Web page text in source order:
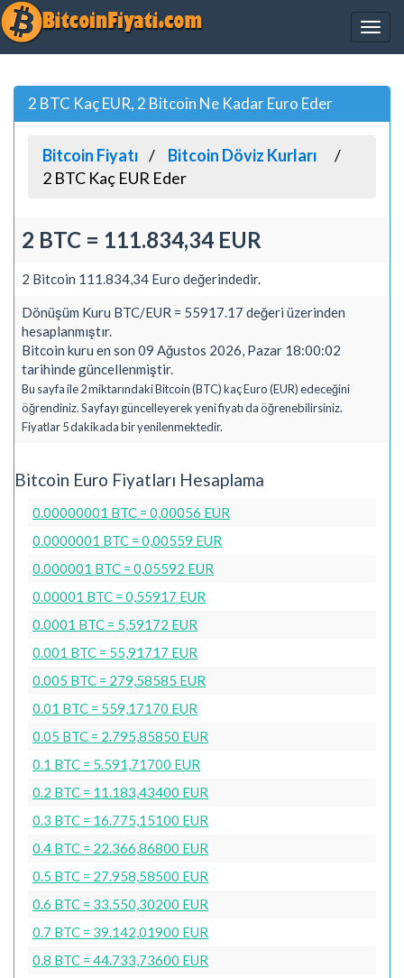
2 BTC Kaç EUR, 2 Bitcoin Ne Kadar Euro Eder
Bitcoin Fiyatı
Bitcoin Döviz Kurları
2 BTC Kaç EUR Eder
2 BTC = 111.834,34 EUR
2 Bitcoin 111.834,34 Euro değerindedir.
Dönüşüm Kuru BTC/EUR = 55917.17 değeri üzerinden
hesaplanmıştır.
Bitcoin kuru en son 09 Ağustos 2026, Pazar 18:00:02
tarihinde güncellenmiştir.
Bu sayfa ile 2 miktarındaki Bitcoin (BTC) kaç Euro (EUR) edeceğini
öğrendiniz. Sayfayı güncelleyerek yeni fiyatı da öğrenebilirsiniz.
Fiyatlar 5 dakikada bir yenilenmektedir.
Bitcoin Euro Fiyatları Hesaplama
0.00000001 BTC = 0,00056 EUR
0.0000001 BTC = 0,00559 EUR
0.000001 BTC = 0,05592 EUR
0.00001 BTC = 0,55917 EUR
0.0001 BTC = 5,59172 EUR
0.001 BTC = 55,91717 EUR
0.005 BTC = 279,58585 EUR
0.01 BTC = 559,17170 EUR
0.05 BTC = 2.795,85850 EUR
0.1 BTC = 5.591,71700 EUR
0.2 BTC = 11.183,43400 EUR
0.3 BTC = 16.775,15100 EUR
0.4 BTC = 22.366,86800 EUR
0.5 BTC = 27.958,58500 EUR
0.6 BTC = 33.550,30200 EUR
0.7 BTC = 39.142,01900 EUR
0.8 BTC = 44.733,73600 EUR